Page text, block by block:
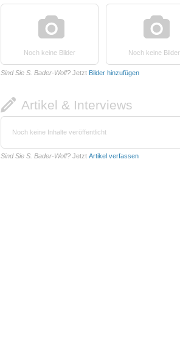
Noch keine Bilder Noch keine Bilder
Sind Sie S. Bader-Wolf? Jetzt Bilder hinzufügen
Artikel & Interviews
Noch keine Inhalte veröffentlicht
Sind Sie S. Bader-Wolf? Jetzt Artikel verfassen